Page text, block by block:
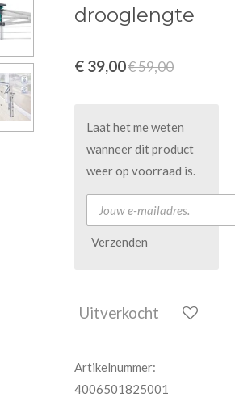
drooglengte
€ 39,00€ 59,00
Laat het me weten
wanneer dit product
weer op voorraad is.
Verzenden
Uitverkocht
Artikelnummer:
4006501825001